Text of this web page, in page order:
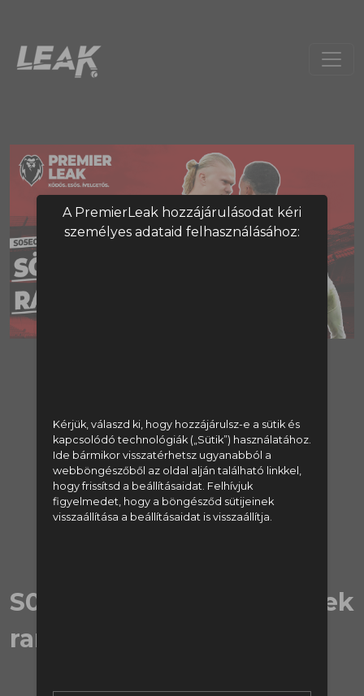
A PremierLeak hozzájárulásodat kéri
személyes adataid felhasználásához:
Kérjük, válaszd ki, hogy hozzájárulsz-e a sütik és
kapcsolódó technológiák („Sütik”) használatához.
Ide bármikor visszatérhetsz ugyanabból a
webböngészőből az oldal alján található linkkel,
hogy frissítsd a beállításaidat. Felhívjuk
figyelmedet, hogy a böngésződ sütijeinek
visszaállítása a beállításaidat is visszaállítja.
Regisztráció
vagy lépj be:
Bejelentkezés
S05E08 | Sötét művészetek
rangadója